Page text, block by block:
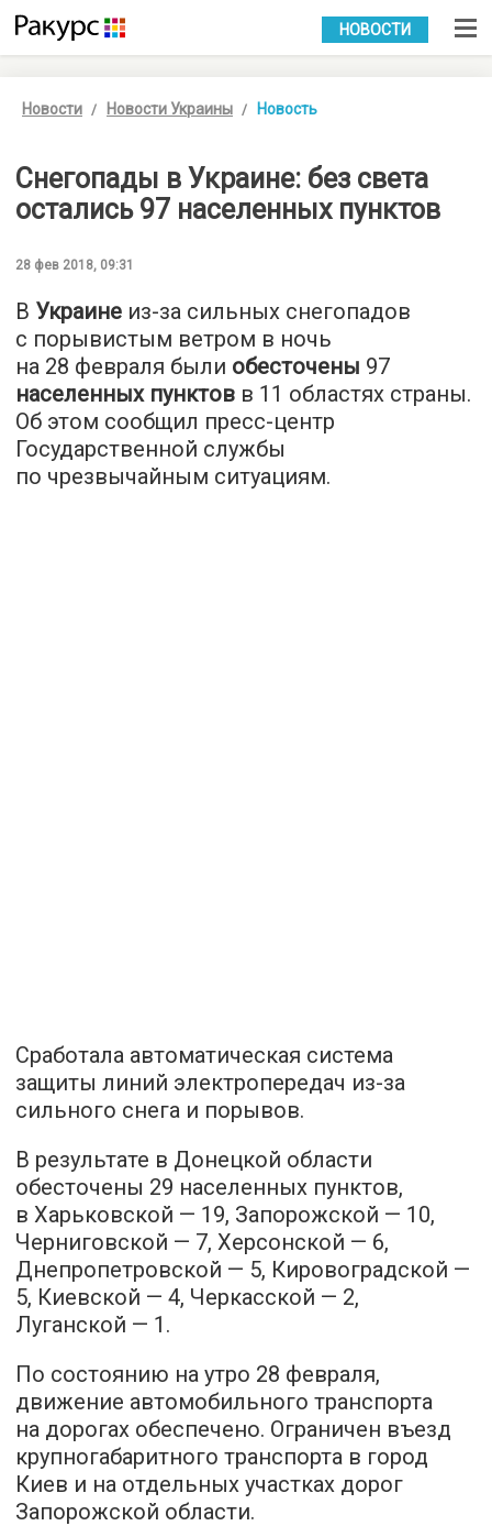
УКР РУС
НОВОСТИ
Новости Новости Украины Новость
Снегопады в Украине: без света
остались 97 населенных пунктов
28 фев 2018, 09:31
В Украине из-за сильных снегопадов
с порывистым ветром в ночь
на 28 февраля были обесточены 97
населенных пунктов в 11 областях страны.
Об этом сообщил пресс-центр
Государственной службы
по чрезвычайным ситуациям.
Сработала автоматическая система
защиты линий электропередач из-за
сильного снега и порывов.
В результате в Донецкой области
обесточены 29 населенных пунктов,
в Харьковской — 19, Запорожской — 10,
Черниговской — 7, Херсонской — 6,
Днепропетровской — 5, Кировоградской —
5, Киевской — 4, Черкасской — 2,
Луганской — 1.
По состоянию на утро 28 февраля,
движение автомобильного транспорта
на дорогах обеспечено. Ограничен въезд
крупногабаритного транспорта в город
Киев и на отдельных участках дорог
Запорожской области.